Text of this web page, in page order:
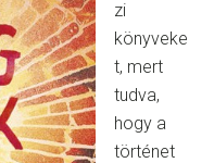
zi
könyveke
t, mert
tudva,
hogy a
történet